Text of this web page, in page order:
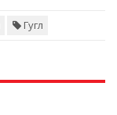
Гугл